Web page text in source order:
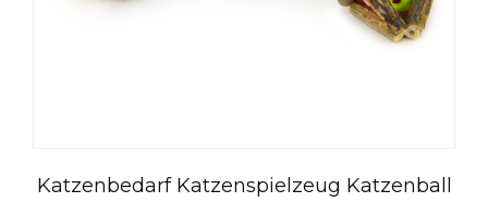
Katzenbedarf Katzenspielzeug Katzenball